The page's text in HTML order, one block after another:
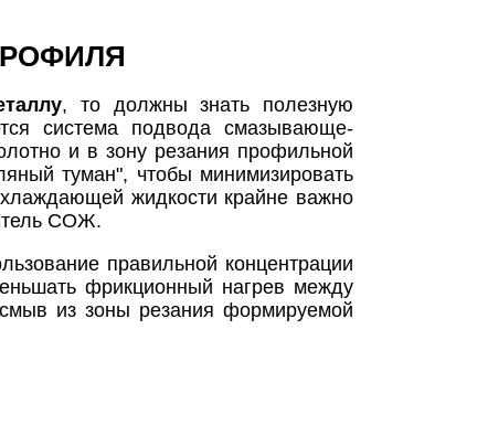
, то должны знать полезную
система подвода смазывающе-
и в зону резания профильной
туман", чтобы минимизировать
жидкости крайне важно
СОЖ.
правильной концентрации
фрикционный нагрев между
из зоны резания формируемой